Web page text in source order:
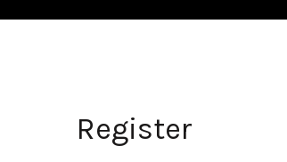
Register